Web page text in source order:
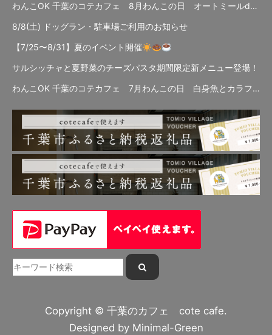
わんこOK 千葉のコテカフェ 8月わんこの日 オートミールdeローストビーフライス
8/8(土) ドッグラン・駐車場ご利用のお知らせ
【7/25〜8/31】夏のイベント開催
サルシッチャと夏野菜のチーズパスタ期間限定新メニュー登場！
わんこOK 千葉のコテカフェ 7月わんこの日 白身魚とカラフルやさいのオムレツ
Copyright © 千葉のカフェ cote cafe.
Designed by Minimal-Green